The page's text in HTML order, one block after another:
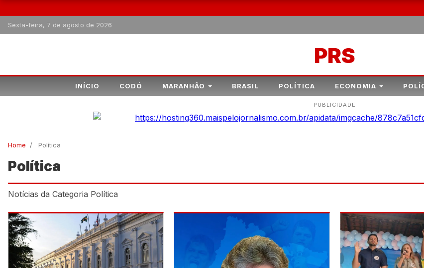
Sexta-feira, 7 de agosto de 2026
PRS
INÍCIO CODÓ MARANHÃO BRASIL POLÍTICA ECONOMIA
PUBLICIDADE
Home / Política
Política
Notícias da Categoria Política